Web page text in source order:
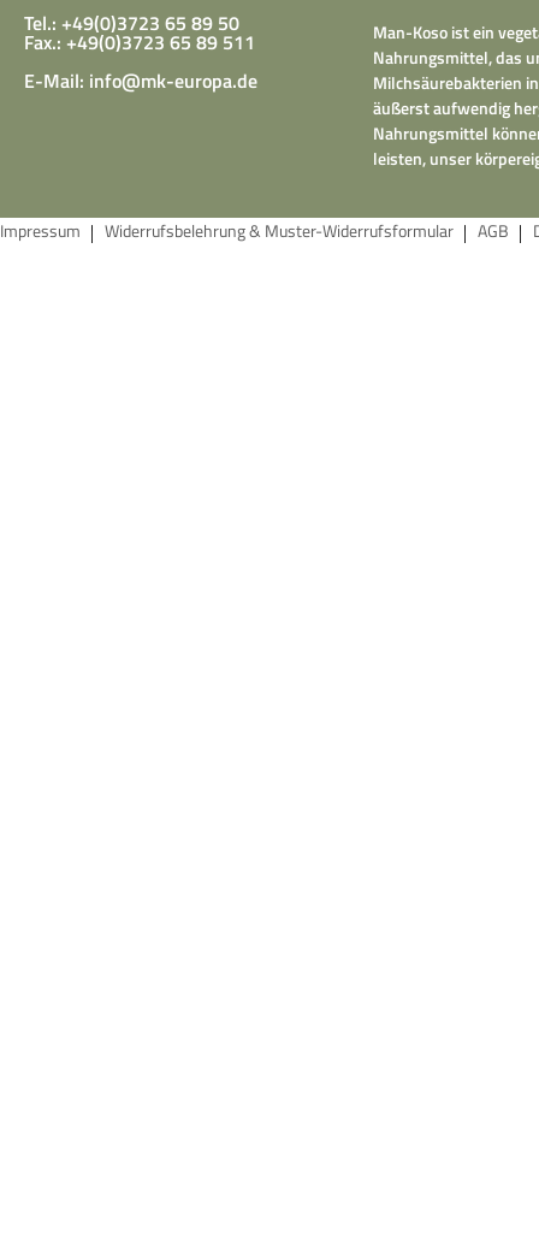
Tel.: +49(0)3723 65 89 50
Fax.: +49(0)3723 65 89 511
E-Mail: info@mk-europa.de
Man-Koso ist ein
Nahrungsmittel, das
Milchsäurebakterien
äußerst aufwendig
Nahrungsmittel
leisten, unser
Impressum Widerrufsbelehrung & Muster-Widerrufsformular AGB